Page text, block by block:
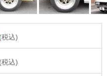
(税込)
(税込)